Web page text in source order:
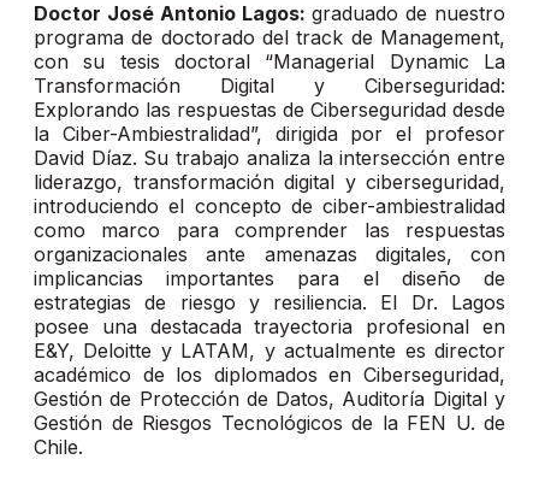
Doctor José Antonio Lagos: graduado de nuestro
programa de doctorado del track de Management,
con su tesis doctoral “Managerial Dynamic La
Transformación Digital y Ciberseguridad:
Explorando las respuestas de Ciberseguridad desde
la Ciber-Ambiestralidad”, dirigida por el profesor
David Díaz. Su trabajo analiza la intersección entre
liderazgo, transformación digital y ciberseguridad,
introduciendo el concepto de ciber-ambiestralidad
como marco para comprender las respuestas
organizacionales ante amenazas digitales, con
implicancias importantes para el diseño de
estrategias de riesgo y resiliencia. El Dr. Lagos
posee una destacada trayectoria profesional en
E&Y, Deloitte y LATAM, y actualmente es director
académico de los diplomados en Ciberseguridad,
Gestión de Protección de Datos, Auditoría Digital y
Gestión de Riesgos Tecnológicos de la FEN U. de
Chile.